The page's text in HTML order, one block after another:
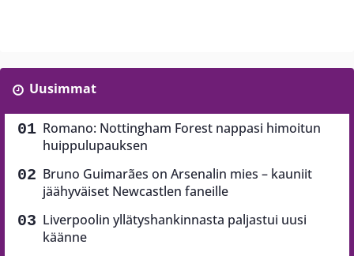
Uusimmat
Romano: Nottingham Forest nappasi himoitun
huippulupauksen
Bruno Guimarães on Arsenalin mies – kauniit
jäähyväiset Newcastlen faneille
Liverpoolin yllätyshankinnasta paljastui uusi
käänne